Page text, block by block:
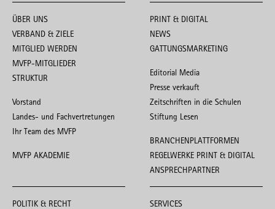
ÜBER UNS
VERBAND & ZIELE
MITGLIED WERDEN
MVFP-MITGLIEDER
STRUKTUR
Vorstand
Landes- und Fachvertretungen
Ihr Team des MVFP
MVFP AKADEMIE
PRINT & DIGITAL
NEWS
GATTUNGSMARKETING
Editorial Media
Presse verkauft
Zeitschriften in die Schulen
Stiftung Lesen
BRANCHENPLATTFORMEN
REGELWERKE PRINT & DIGITAL
ANSPRECHPARTNER
POLITIK & RECHT
SERVICES